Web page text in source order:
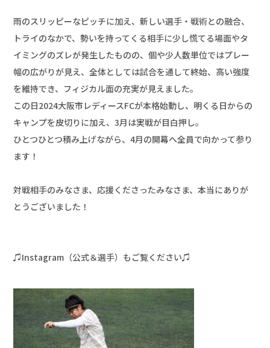
雨のスリッピーなピッチに加え、新しい選手・戦術との融合、
トライのなかで、勢いを持ってくる相手に少し慌てる場面やタ
イミングのズレが発生したものの、個や少人数単位ではプレー
幅の広がりが見え、全体としては試合を通して終始、高い強度
を維持でき、フィジカル面の充実が見えました。
この日2024大阪市レディースFCが本格始動し、明くる日からの
キャンプを皮切りに加え、3月は実戦が目白押し。
ひとつひとつ積み上げながら、4月の開幕へ全員で向かって参り
ます！
対戦相手のみなさま、応援くださったみなさま、本当にありが
とうございました！
♫Instagram（公式＆選手）もご覧ください♫